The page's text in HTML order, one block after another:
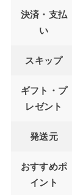
決済・支払
い
スキップ
ギフト・プ
レゼント
発送元
おすすめポ
イント